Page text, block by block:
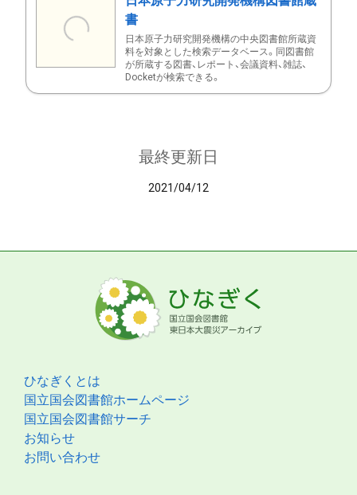
書
日本原子力研究開発機構の中央図書館所蔵資
料を対象とした検索データベース。同図書館
が所蔵する図書、レポート、会議資料、雑誌、
Docketが検索できる。
最終更新日
2021/04/12
ひなぎくとは
国立国会図書館ホームページ
国立国会図書館サーチ
お知らせ
お問い合わせ